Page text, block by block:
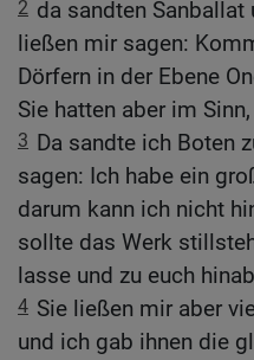
2 da sandten Sanballat
ließen mir sagen:
Dörfern in der Ebene
Sie hatten aber im
3 Da sandte ich Boten
sagen: Ich habe ein
darum kann ich nicht
sollte das Werk
lasse und zu euch
4 Sie ließen mir aber
und ich gab ihnen die